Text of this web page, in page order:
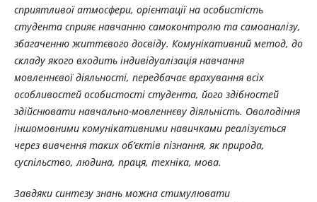
сприятливої атмосфери, орієнтації на особистість
студента сприяє навчанню самоконтролю та самоаналізу,
збагаченню життєвого досвіду. Комунікативний метод, до
складу якого входить індивідуалізація навчання
мовленнєвої діяльності, передбачає врахування всіх
особливостей особистості студента, його здібностей
здійснювати навчально-мовленнєву діяльність. Оволодіння
іншомовними комунікативними навичками реалізується
через вивчення таких об’єктів пізнання, як природа,
суспільство, людина, праця, техніка, мова.
Завдяки синтезу знань можна стимулювати